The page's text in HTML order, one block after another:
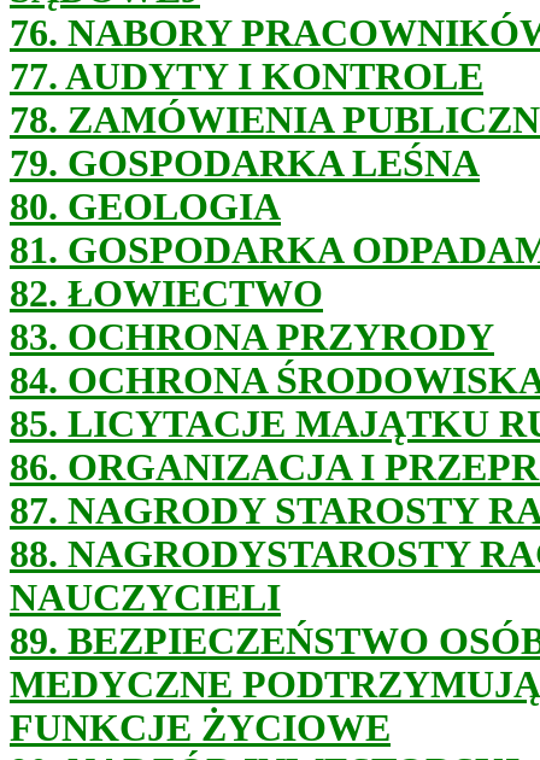
76. NABORY
77. AUDYTY I KONTROLE
78. ZAMÓWIENIA
79. GOSPODARKA LEŚNA
80. GEOLOGIA
81. GOSPODARKA
82. ŁOWIECTWO
83. OCHRONA PRZYRODY
84. OCHRONA
85. LICYTACJE MAJĄTKU
86. ORGANIZACJA I
87. NAGRODY STAROSTY
88. NAGRODYSTAROSTY
NAUCZYCIELI
89. BEZPIECZEŃSTWO
MEDYCZNE
FUNKCJE ŻYCIOWE